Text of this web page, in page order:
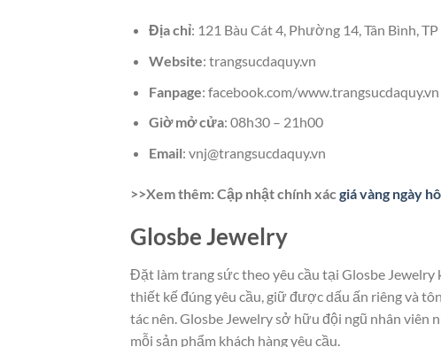
Địa chỉ: 121 Bàu Cát 4, Phường 14, Tân Bình,
Website: trangsucdaquy.vn
Fanpage: facebook.com/www.trangsucdaquy.vn
Giờ mở cửa: 08h30 – 21h00
Email: vnj@trangsucdaquy.vn
>>Xem thêm: Cập nhật chính xác giá vàng ngày
Glosbe Jewelry
Đặt làm trang sức theo yêu cầu tại Glosbe
thiết kế đúng yêu cầu, giữ được dấu ấn riêng và
tác nên. Glosbe Jewelry sở hữu đội ngũ nhân viên
mỗi sản phẩm khách hàng yêu cầu.